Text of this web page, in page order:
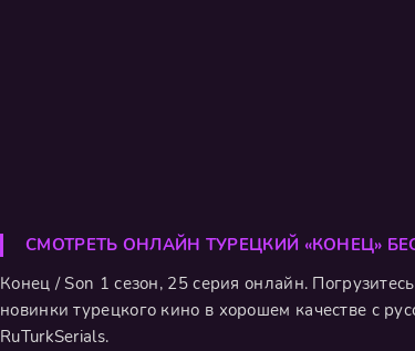
СМОТРЕТЬ ОНЛАЙН ТУРЕЦКИЙ «КОНЕЦ»
Конец / Son 1 сезон, 25 серия онлайн.
новинки турецкого кино в хорошем качестве с
RuTurkSerials.